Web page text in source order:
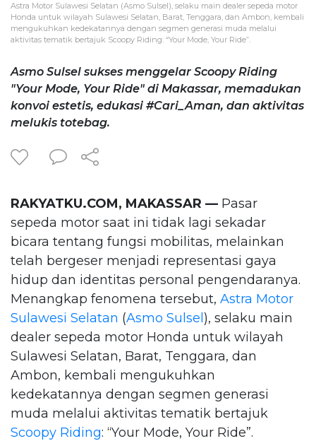
Astra Motor Sulawesi Selatan (Asmo Sulsel), selaku main dealer sepeda motor
Honda untuk wilayah Sulawesi Selatan, Barat, Tenggara, dan Ambon, kembali
mengukuhkan kedekatannya dengan segmen generasi muda melalui
aktivitas tematik bertajuk Scoopy Riding: “Your Mode, Your Ride”.
Asmo Sulsel sukses menggelar Scoopy Riding
"Your Mode, Your Ride" di Makassar, memadukan
konvoi estetis, edukasi #Cari_Aman, dan aktivitas
melukis totebag.
RAKYATKU.COM, MAKASSAR — Pasar
sepeda motor saat ini tidak lagi sekadar
bicara tentang fungsi mobilitas, melainkan
telah bergeser menjadi representasi gaya
hidup dan identitas personal pengendaranya.
Menangkap fenomena tersebut, Astra Motor
Sulawesi Selatan (Asmo Sulsel ), selaku main
dealer sepeda motor Honda untuk wilayah
Sulawesi Selatan, Barat, Tenggara, dan
Ambon, kembali mengukuhkan
kedekatannya dengan segmen generasi
muda melalui aktivitas tematik bertajuk
Scoopy Riding: “Your Mode, Your Ride”.